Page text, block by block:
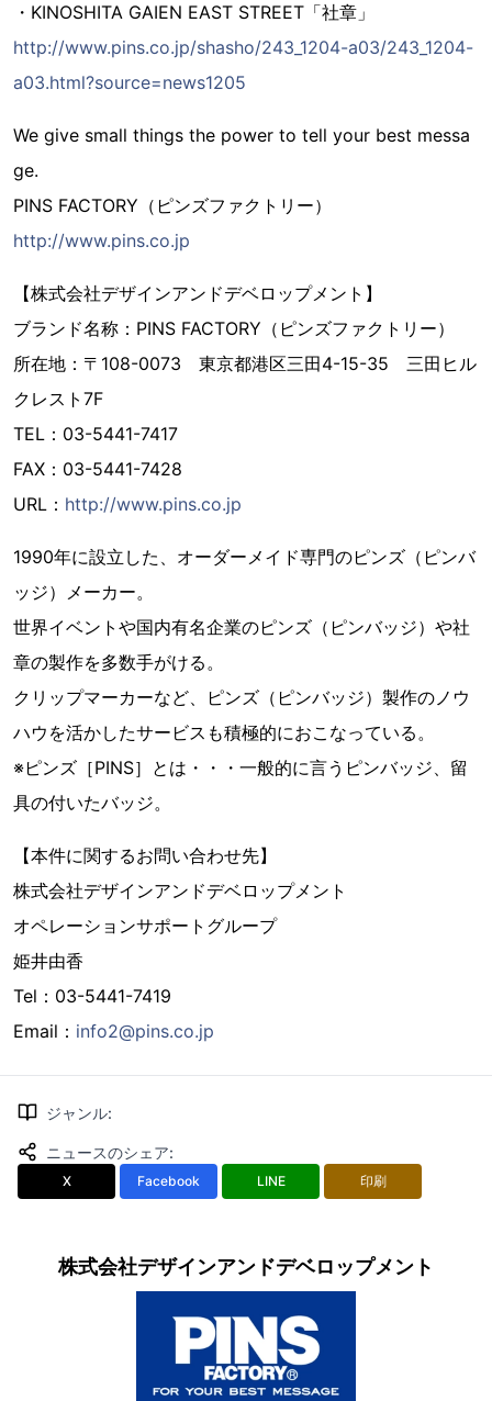
・KINOSHITA GAIEN EAST STREET「社章」
http://www.pins.co.jp/shasho/243_1204-a03/243_1204-
a03.html?source=news1205
We give small things the power to tell your best messa
ge.
PINS FACTORY（ピンズファクトリー）
http://www.pins.co.jp
【株式会社デザインアンドデベロップメント】
ブランド名称：PINS FACTORY（ピンズファクトリー）
所在地：〒108-0073 東京都港区三田4-15-35 三田ヒル
クレスト7F
TEL：03-5441-7417
FAX：03-5441-7428
URL： http://www.pins.co.jp
1990年に設立した、オーダーメイド専門のピンズ（ピンバ
ッジ）メーカー。
世界イベントや国内有名企業のピンズ（ピンバッジ）や社
章の製作を多数手がける。
クリップマーカーなど、ピンズ（ピンバッジ）製作のノウ
ハウを活かしたサービスも積極的におこなっている。
※ピンズ［PINS］とは・・・一般的に言うピンバッジ、留
具の付いたバッジ。
【本件に関するお問い合わせ先】
株式会社デザインアンドデベロップメント
オペレーションサポートグループ
姫井由香
Tel：03-5441-7419
Email： info2@pins.co.jp
ジャンル:
ニュースのシェア:
X Facebook LINE 印刷
株式会社デザインアンドデベロップメント